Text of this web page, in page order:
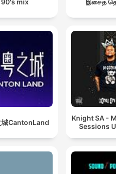
城CantonLand
Knight SA -
Sessions